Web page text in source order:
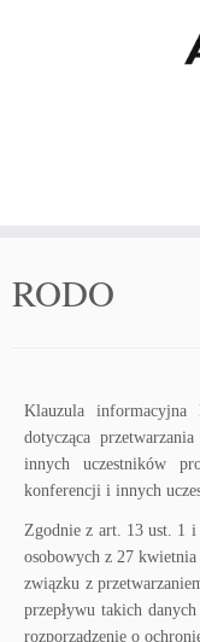
RODO
Klauzula
dotycząca
innych uczestników
konferencji i innych
Zgodnie z art. 13 ust. 1 i
osobowych z 27
związku z
przepływu takich
rozporządzenie o